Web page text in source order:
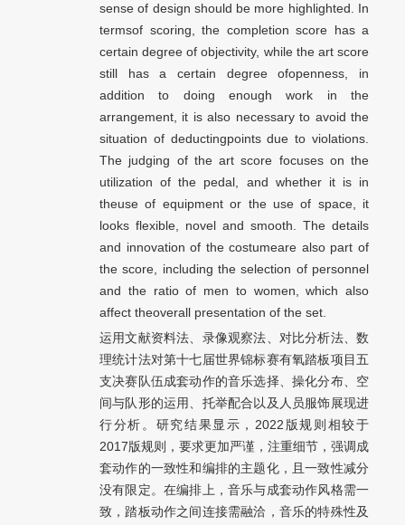
sense of design should be more highlighted. In
termsof scoring, the completion score has a
certain degree of objectivity, while the art score
still has a certain degree ofopenness, in
addition to doing enough work in the
arrangement, it is also necessary to avoid the
situation of deductingpoints due to violations.
The judging of the art score focuses on the
utilization of the pedal, and whether it is in
theuse of equipment or the use of space, it
looks flexible, novel and smooth. The details
and innovation of the costumeare also part of
the score, including the selection of personnel
and the ratio of men to women, which also
affect theoverall presentation of the set.
运用文献资料法、录像观察法、对比分析法、数
理统计法对第十七届世界锦标赛有氧踏板项目五
支决赛队伍成套动作的音乐选择、操化分布、空
间与队形的运用、托举配合以及人员服饰展现进
行分析。研究结果显示，2022版规则相较于
2017版规则，要求更加严谨，注重细节，强调成
套动作的一致性和编排的主题化，且一致性减分
没有限定。在编排上，音乐与成套动作风格需一
致，踏板动作之间连接需融洽，音乐的特殊性及